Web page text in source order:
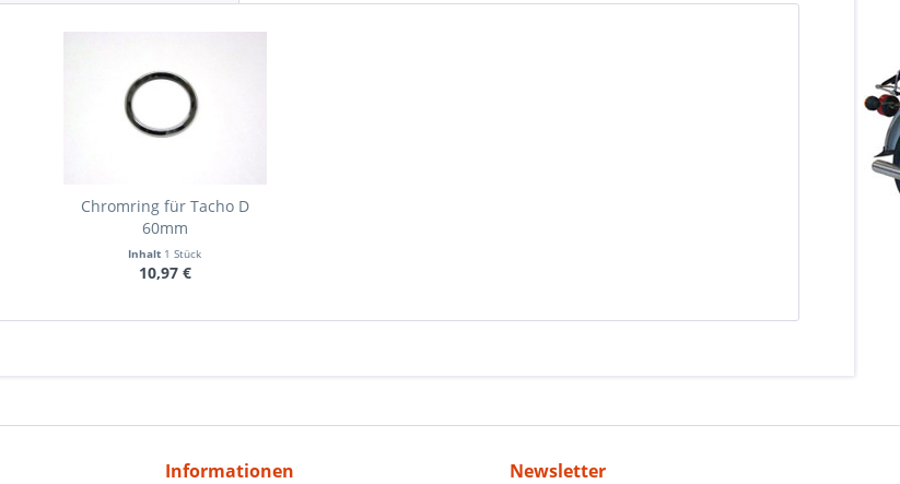
Chromring für Tacho D
60mm
Inhalt 1 Stück
10,97 €
Informationen Newsletter